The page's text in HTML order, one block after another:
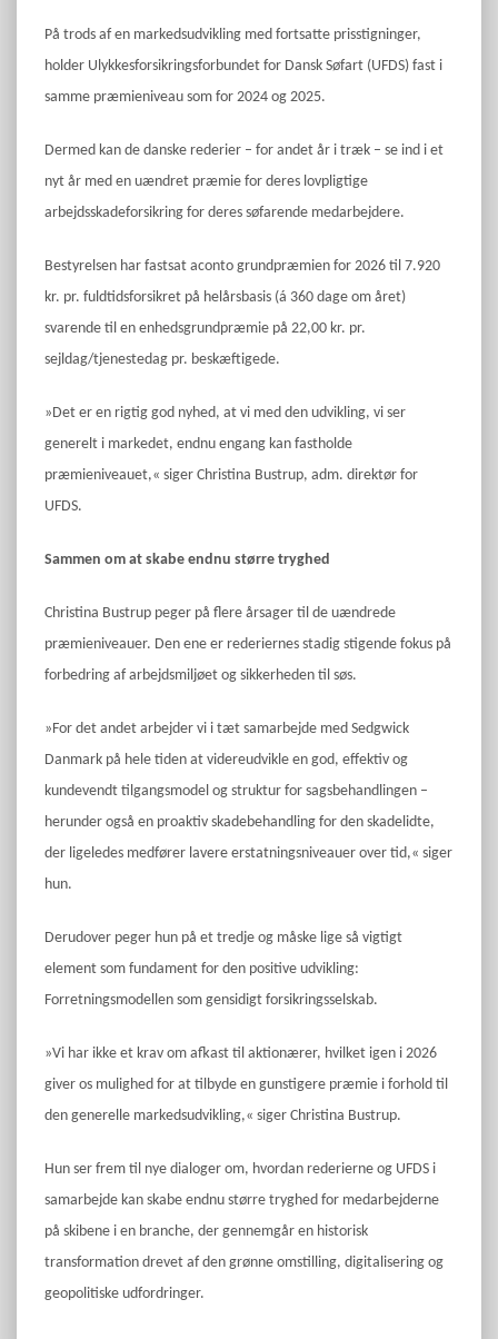
På trods af en markedsudvikling med fortsatte prisstigninger,
holder Ulykkesforsikringsforbundet for Dansk Søfart (UFDS) fast i
samme præmieniveau som for 2024 og 2025.
Dermed kan de danske rederier – for andet år i træk – se ind i et
nyt år med en uændret præmie for deres lovpligtige
arbejdsskadeforsikring for deres søfarende medarbejdere.
Bestyrelsen har fastsat aconto grundpræmien for 2026 til 7.920
kr. pr. fuldtidsforsikret på helårsbasis (á 360 dage om året)
svarende til en enhedsgrundpræmie på 22,00 kr. pr.
sejldag/tjenestedag pr. beskæftigede.
»Det er en rigtig god nyhed, at vi med den udvikling, vi ser
generelt i markedet, endnu engang kan fastholde
præmieniveauet,« siger Christina Bustrup, adm. direktør for
UFDS.
Sammen om at skabe endnu større tryghed
Christina Bustrup peger på flere årsager til de uændrede
præmieniveauer. Den ene er rederiernes stadig stigende fokus på
forbedring af arbejdsmiljøet og sikkerheden til søs.
»For det andet arbejder vi i tæt samarbejde med Sedgwick
Danmark på hele tiden at videreudvikle en god, effektiv og
kundevendt tilgangsmodel og struktur for sagsbehandlingen –
herunder også en proaktiv skadebehandling for den skadelidte,
der ligeledes medfører lavere erstatningsniveauer over tid,« siger
hun.
Derudover peger hun på et tredje og måske lige så vigtigt
element som fundament for den positive udvikling:
Forretningsmodellen som gensidigt forsikringsselskab.
»Vi har ikke et krav om afkast til aktionærer, hvilket igen i 2026
giver os mulighed for at tilbyde en gunstigere præmie i forhold til
den generelle markedsudvikling,« siger Christina Bustrup.
Hun ser frem til nye dialoger om, hvordan rederierne og UFDS i
samarbejde kan skabe endnu større tryghed for medarbejderne
på skibene i en branche, der gennemgår en historisk
transformation drevet af den grønne omstilling, digitalisering og
geopolitiske udfordringer.